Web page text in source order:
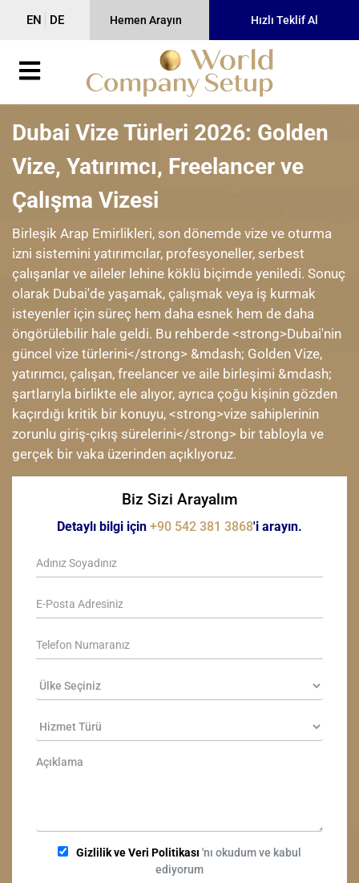
EN DE Hemen Arayın Hızlı Teklif Al
Dubai Vize Türleri 2026: Golden
Vize, Yatırımcı, Freelancer ve
Çalışma Vizesi
Birleşik Arap Emirlikleri, son dönemde vize ve oturma
izni sistemini yatırımcılar, profesyoneller, serbest
çalışanlar ve aileler lehine köklü biçimde yeniledi. Sonuç
olarak Dubai'de yaşamak, çalışmak veya iş kurmak
isteyenler için süreç hem daha esnek hem de daha
öngörülebilir hale geldi. Bu rehberde <strong>Dubai'nin
güncel vize türlerini</strong> &mdash; Golden Vize,
yatırımcı, çalışan, freelancer ve aile birleşimi &mdash;
şartlarıyla birlikte ele alıyor, ayrıca çoğu kişinin gözden
kaçırdığı kritik bir konuyu, <strong>vize sahiplerinin
zorunlu giriş-çıkış sürelerini</strong> bir tabloyla ve
gerçek bir vaka üzerinden açıklıyoruz.
Biz Sizi Arayalım
Detaylı bilgi için +90 542 381 3868'i arayın.
Gizlilik ve Veri Politikası 'nı okudum ve kabul
ediyorum